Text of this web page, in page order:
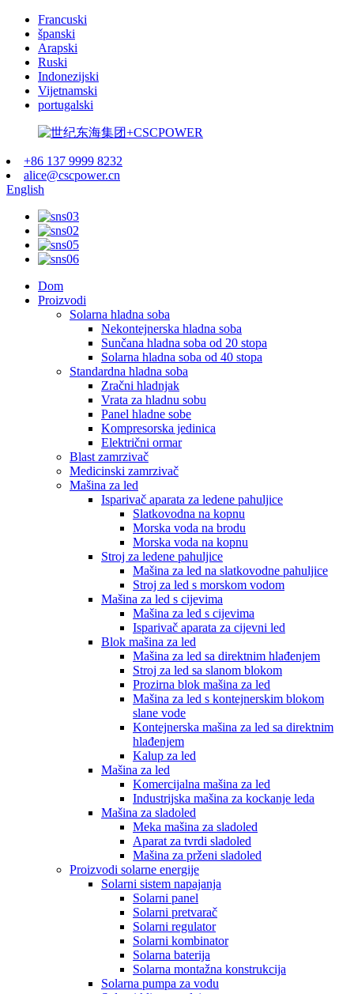
Francuski
španski
Arapski
Ruski
Indonezijski
Vijetnamski
portugalski
+86 137 9999 8232
alice@cscpower.cn
English
Dom
Proizvodi
Solarna hladna soba
Nekontejnerska hladna soba
Sunčana hladna soba od 20 stopa
Solarna hladna soba od 40 stopa
Standardna hladna soba
Zračni hladnjak
Vrata za hladnu sobu
Panel hladne sobe
Kompresorska jedinica
Električni ormar
Blast zamrzivač
Medicinski zamrzivač
Mašina za led
Isparivač aparata za ledene pahuljice
Slatkovodna na kopnu
Morska voda na brodu
Morska voda na kopnu
Stroj za ledene pahuljice
Mašina za led na slatkovodne pahuljice
Stroj za led s morskom vodom
Mašina za led s cijevima
Mašina za led s cijevima
Isparivač aparata za cijevni led
Blok mašina za led
Mašina za led sa direktnim hlađenjem
Stroj za led sa slanom blokom
Prozirna blok mašina za led
Mašina za led s kontejnerskim blokom
slane vode
Kontejnerska mašina za led sa direktnim
hlađenjem
Kalup za led
Mašina za led
Komercijalna mašina za led
Industrijska mašina za kockanje leda
Mašina za sladoled
Meka mašina za sladoled
Aparat za tvrdi sladoled
Mašina za prženi sladoled
Proizvodi solarne energije
Solarni sistem napajanja
Solarni panel
Solarni pretvarač
Solarni regulator
Solarni kombinator
Solarna baterija
Solarna montažna konstrukcija
Solarna pumpa za vodu